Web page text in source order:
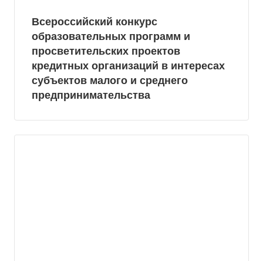
Всероссийский конкурс
образовательных программ и
просветительских проектов
кредитных организаций в интересах
субъектов малого и среднего
предпринимательства